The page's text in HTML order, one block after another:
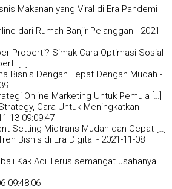
Makanan yang Viral di Era Pandemi
dari Rumah Banjir Pelanggan - 2021-
Properti? Simak Cara Optimasi Sosial
[…]
Bisnis Dengan Tepat Dengan Mudah -
Online Marketing Untuk Pemula […]
Cara Untuk Meningkatkan
13 09:09:47
Setting Midtrans Mudah dan Cepat […]
Bisnis di Era Digital - 2021-11-08
Kak Adi Terus semangat usahanya
09:48:06